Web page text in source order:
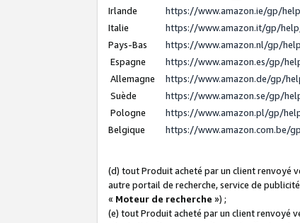
Irlande
https://www.amazon.ie/gp/
Italie
https://www.amazon.it/gp/
Pays-Bas
https://www.amazon.nl/gp/
Espagne
https://www.amazon.es/gp/
Allemagne
https://www.amazon.de/gp/
Suède
https://www.amazon.se/gp/
Pologne
https://www.amazon.pl/gp/
Belgique
https://www.amazon.com.be/
(d) tout Produit acheté par un client renvoyé
autre portail de recherche, service de
« Moteur de recherche ») ;
(e) tout Produit acheté par un client renvoyé